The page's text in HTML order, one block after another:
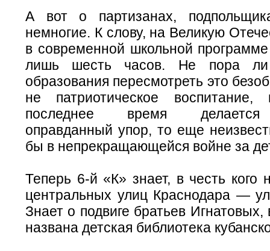
А вот о партизанах,
немногие. К слову, на Великую
в современной школьной программе
лишь шесть часов. Не пора ли
образования пересмотреть это
не патриотическое
последнее время делается
оправданный упор, то еще
бы в непрекращающейся войне за
Теперь 6-й «К» знает, в честь кого
центральных улиц Краснодара —
Знает о подвиге братьев Игнатовых,
названа детская библиотека